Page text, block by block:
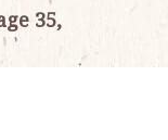
35,